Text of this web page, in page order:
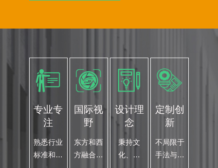
专业专
注
熟悉行业
标准和规
国际视
野
东方和西
方融合本
设计理
念
秉持文
化、独
定制创
新
不局限于
手法与风